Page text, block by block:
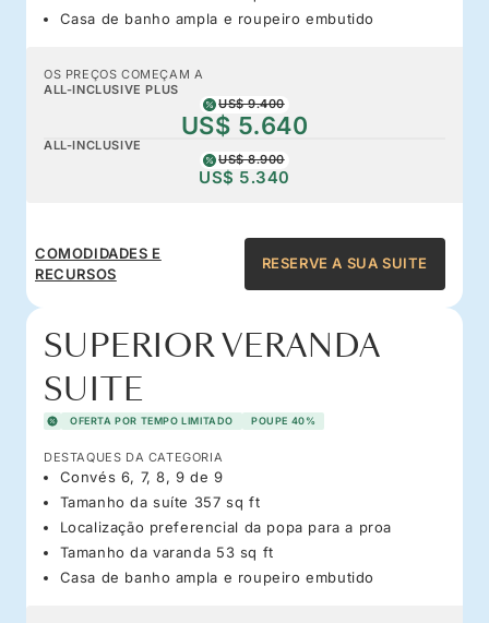
Casa de banho ampla e roupeiro embutido
OS PREÇOS COMEÇAM A
ALL-INCLUSIVE PLUS
US$ 9.400
US$ 5.640
ALL-INCLUSIVE
US$ 8.900
US$ 5.340
COMODIDADES E
RECURSOS
RESERVE A SUA SUITE
SUPERIOR VERANDA
SUITE
OFERTA POR TEMPO LIMITADO POUPE 40%
DESTAQUES DA CATEGORIA
Convés 6, 7, 8, 9 de 9
Tamanho da suíte 357 sq ft
Localização preferencial da popa para a proa
Tamanho da varanda 53 sq ft
Casa de banho ampla e roupeiro embutido